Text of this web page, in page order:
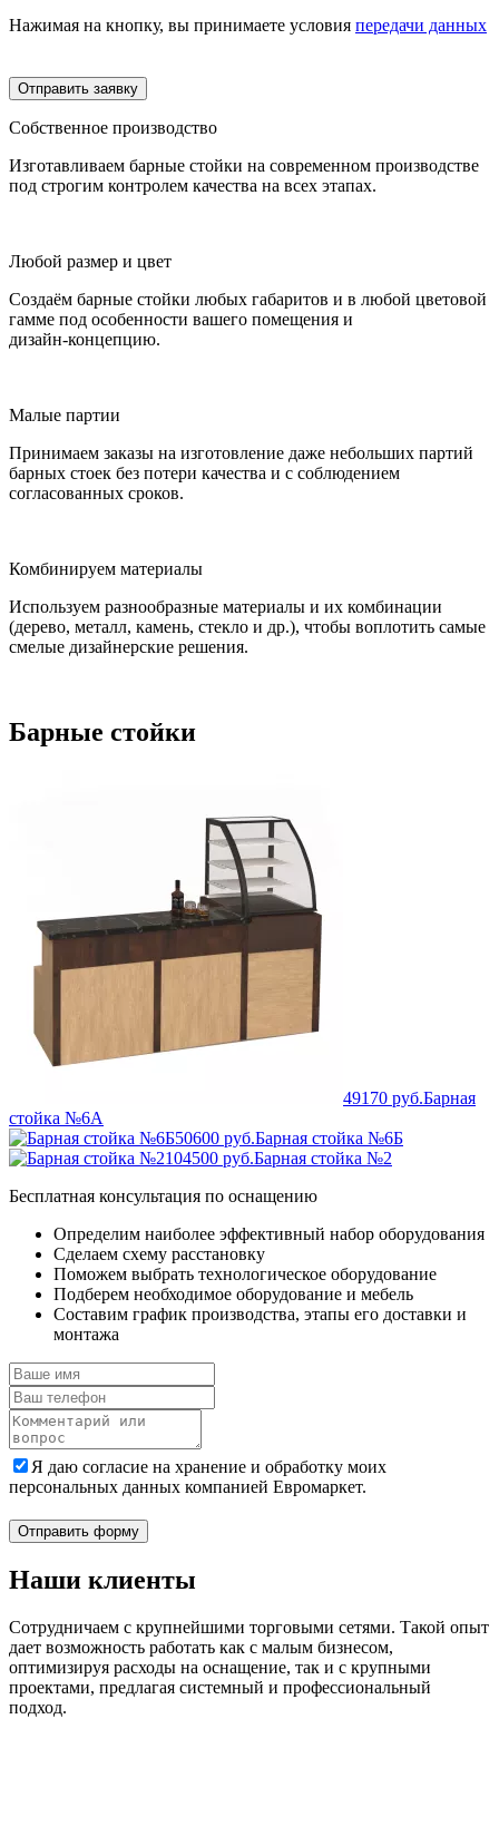
Нажимая на кнопку, вы принимаете условия передачи данных
Отправить заявку
Собственное производство
Изготавливаем барные стойки на современном производстве
под строгим контролем качества на всех этапах.
Любой размер и цвет
Создаём барные стойки любых габаритов и в любой цветовой
гамме под особенности вашего помещения и
дизайн‑концепцию.
Малые партии
Принимаем заказы на изготовление даже небольших партий
барных стоек без потери качества и с соблюдением
согласованных сроков.
Комбинируем материалы
Используем разнообразные материалы и их комбинации
(дерево, металл, камень, стекло и др.), чтобы воплотить самые
смелые дизайнерские решения.
Барные стойки
49170 руб.Барная
стойка №6А
50600 руб.Барная стойка №6Б
104500 руб.Барная стойка №2
Бесплатная консультация по оснащению
Определим наиболее эффективный набор оборудования
Сделаем схему расстановку
Поможем выбрать технологическое оборудование
Подберем необходимое оборудование и мебель
Составим график производства, этапы его доставки и
монтажа
Я даю согласие на хранение и обработку моих
персональных данных компанией Евромаркет.
Отправить форму
Наши клиенты
Сотрудничаем с крупнейшими торговыми сетями. Такой опыт
дает возможность работать как с малым бизнесом,
оптимизируя расходы на оснащение, так и с крупными
проектами, предлагая системный и профессиональный
подход.